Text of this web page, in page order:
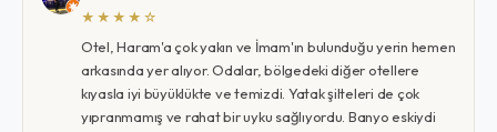
★★★★☆
Otel, Haram'a çok yakın ve İmam'ın bulunduğu yerin hemen
arkasında yer alıyor. Odalar, bölgedeki diğer otellere
kıyasla iyi büyüklükte ve temizdi. Yatak şilteleri de çok
yıpranmamış ve rahat bir uyku sağlıyordu. Banyo eskiydi